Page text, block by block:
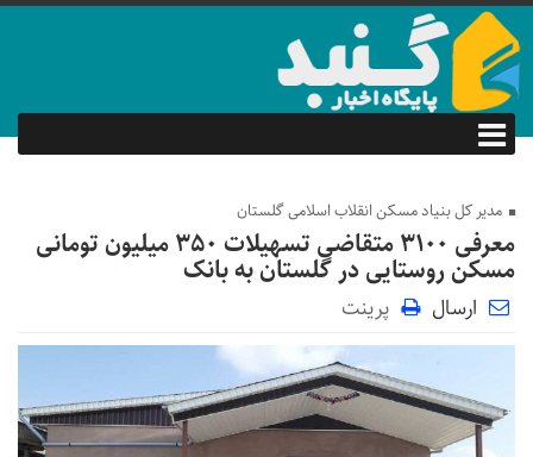
مدیر کل بنیاد مسکن انقلاب اسلامی گلستان
معرفی ۳۱۰۰ متقاضی تسهیلات ۳۵۰ میلیون تومانی
مسکن روستایی در گلستان به بانک
ارسال پرینت